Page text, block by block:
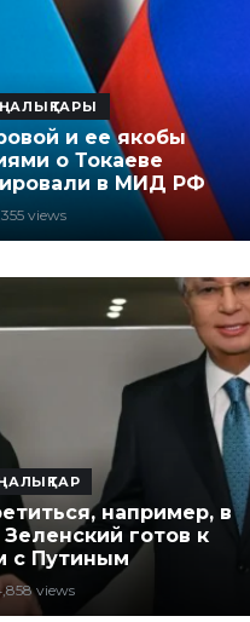
и ее якобы
о Токаеве
в МИД РФ
views
например, в
Зеленский готов к
с Путиным
views